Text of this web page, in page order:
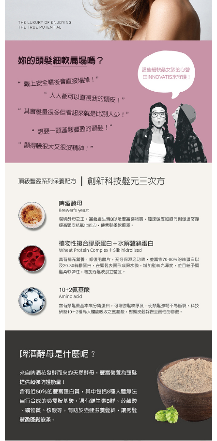
每筆NT$80，滿NT$2,000(含以上)免運費
離島宅配
每筆NT$120，滿NT$2,000(含以上)免運費